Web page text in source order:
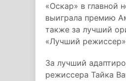
«Оскар» в главной
выиграла премию
также за лучший
«Лучший
За лучший
режиссера Тайка